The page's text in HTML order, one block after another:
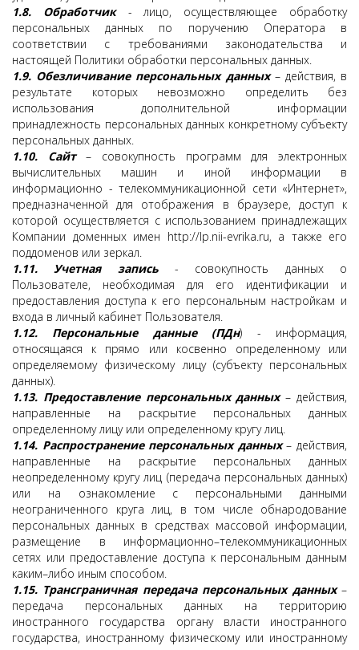
1.8. Обработчик - лицо, осуществляющее обработку
персональных данных по поручению Оператора в
соответствии с требованиями законодательства и
настоящей Политики обработки персональных данных.
1.9. Обезличивание персональных данных– действия, в
результате которых невозможно определить без
использования дополнительной информации
принадлежность персональных данных конкретному субъекту
персональных данных.
1.10. Сайт– совокупность программ для электронных
вычислительных машин и иной информации в
информационно - телекоммуникационной сети «Интернет»,
предназначенной для отображения в браузере, доступ к
которой осуществляется с использованием принадлежащих
Компании доменных имен http://lp.nii-evrika.ru, а также его
поддоменов или зеркал.
1.11.Учетная запись- совокупность данных о
Пользователе, необходимая для его идентификации и
предоставления доступа к его персональным настройкам и
входа в личный кабинет Пользователя.
1.12. Персональные данные (ПДн) - информация,
относящаяся к прямо или косвенно определенному или
определяемому физическому лицу (субъекту персональных
данных).
1.13. Предоставление персональных данных– действия,
направленные на раскрытие персональных данных
определенному лицу или определенному кругу лиц.
1.14. Распространение персональных данных– действия,
направленные на раскрытие персональных данных
неопределенному кругу лиц (передача персональных данных)
или на ознакомление с персональными данными
неограниченного круга лиц, в том числе обнародование
персональных данных в средствах массовой информации,
размещение в информационно–телекоммуникационных
сетях или предоставление доступа к персональным данным
каким–либо иным способом.
1.15. Трансграничная передача персональных данных–
передача персональных данных на территорию
иностранного государства органу власти иностранного
государства, иностранному физическому или иностранному